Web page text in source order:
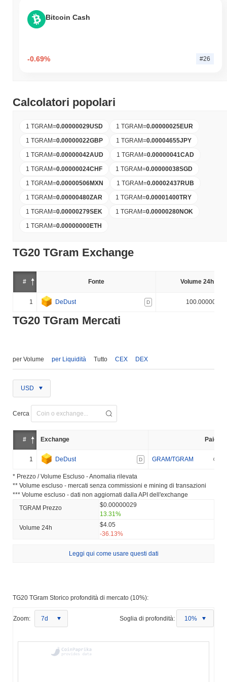
Bitcoin Cash
-0.69% #26
Calcolatori popolari
1 TGRAM=0.00000029USD 1 TGRAM=0.00000025EUR
1 TGRAM=0.00000022GBP 1 TGRAM=0.00004655JPY
1 TGRAM=0.00000042AUD 1 TGRAM=0.00000041CAD
1 TGRAM=0.00000024CHF 1 TGRAM=0.00000038SGD
1 TGRAM=0.00000506MXN 1 TGRAM=0.00002437RUB
1 TGRAM=0.00000480ZAR 1 TGRAM=0.00001400TRY
1 TGRAM=0.00000279SEK 1 TGRAM=0.00000280NOK
1 TGRAM=0.00000000ETH
TG20 TGram Exchange
# Fonte Volume 24h (%)
1 DeDust D 100.000000%
TG20 TGram Mercati
per Volume per Liquidità Tutto CEX DEX
USD
Cerca
# Exchange Paio
1 DeDust D GRAM/TGRAM
* Prezzo / Volume Escluso - Anomalia rilevata
** Volume escluso - mercati senza commissioni e mining di transazioni
*** Volume escluso - dati non aggiornati dalla API dell'exchange
TGRAM Prezzo
$0.00000029
13.31%
Volume 24h
$4.05
-36.13%
Leggi qui come usare questi dati
TG20 TGram Storico profondità di mercato (10%):
Zoom: 7d Soglia di profondità: 10%